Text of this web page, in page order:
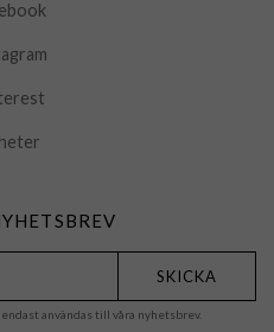
SKICKA
användas till våra nyhetsbrev.